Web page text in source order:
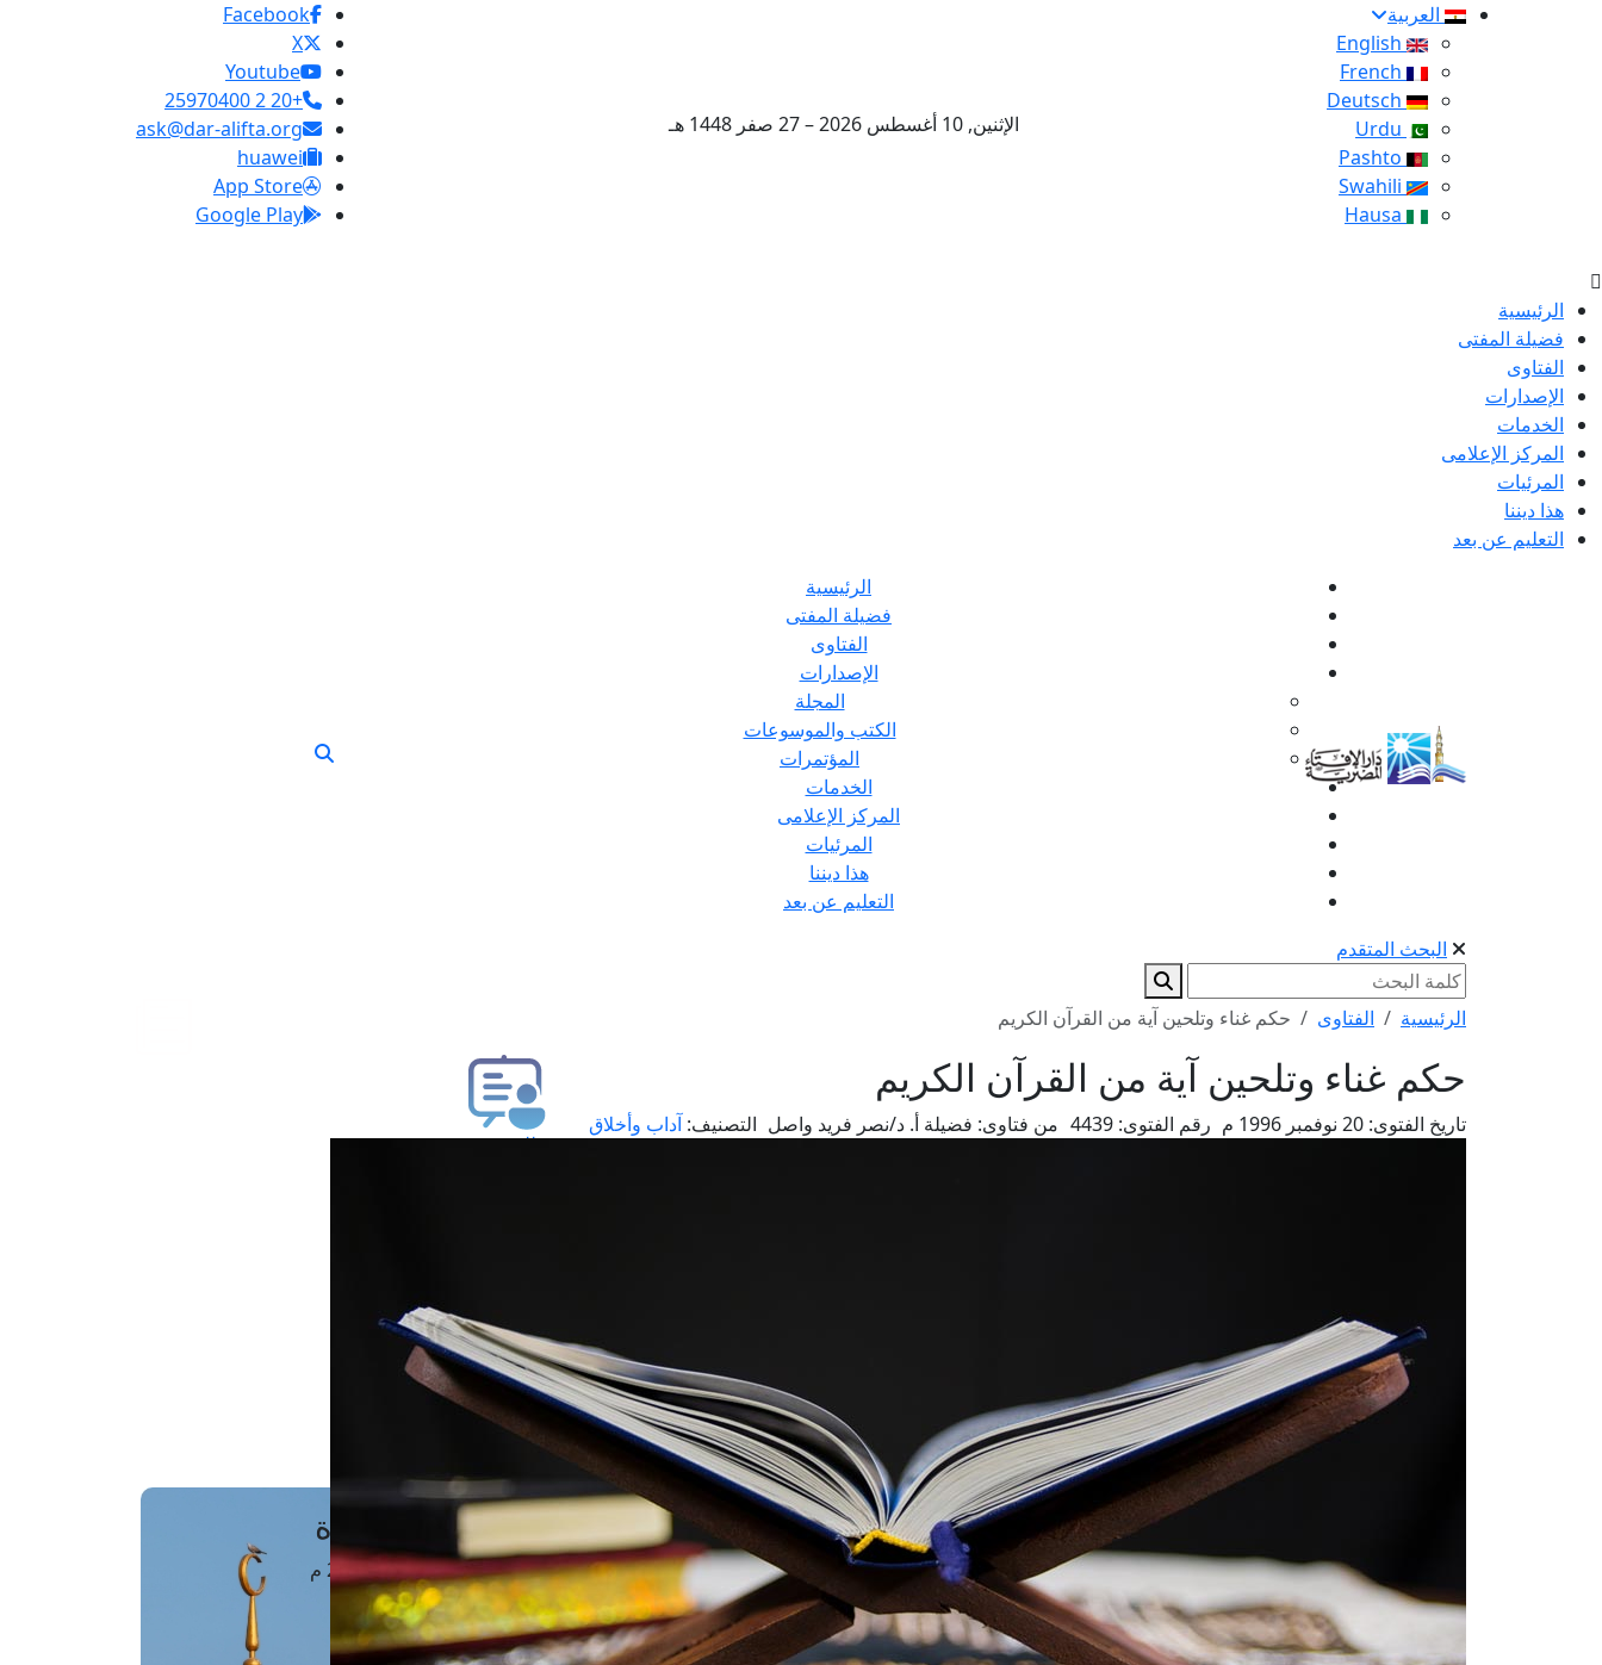
العربية
الإثنين, 10 أغسطس 2026 – 27 صفر 1448 هـ
Facebook
X
Youtube
+20 2 25970400
ask@dar-alifta.org
huawei
App Store
Google Play
الرئيسية
فضيلة المفتى
الفتاوى
الإصدارات
الخدمات
المركز الإعلامى
المرئيات
هذا ديننا
التعليم عن بعد
الرئيسية
فضيلة المفتى
الفتاوى
الإصدارات
المجلة
الكتب والموسوعات
المؤتمرات
الخدمات
المركز الإعلامى
المرئيات
هذا ديننا
التعليم عن بعد
البحث المتقدم
الرئيسية الفتاوى حكم غناء وتلحين آية من القرآن الكريم
حكم غناء وتلحين آية من القرآن الكريم
تاريخ الفتوى: رقم الفتوى: 4439 من فتاوى: فضيلة أ. د/نصر فريد واصل التصنيف: آداب وأخلاق
طلب فتوى
حجز موعد
الفتوى الهاتفية
مَواقِيتُ الصَّـــلاة
القاهرة · 10 أغسطس 2026 م
الفجر
4 :44